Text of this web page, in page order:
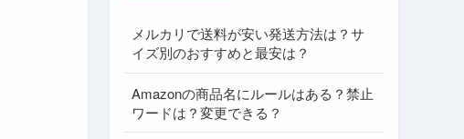
メルカリで送料が安い発送方法は？サ
イズ別のおすすめと最安は？
Amazonの商品名にルールはある？禁止
ワードは？変更できる？